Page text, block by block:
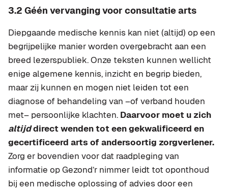
3.2 Géén vervanging voor consultatie arts
Diepgaande medische kennis kan niet (altijd) op een
begrijpelijke manier worden overgebracht aan een
breed lezerspubliek. Onze teksten kunnen wellicht
enige algemene kennis, inzicht en begrip bieden,
maar zij kunnen en mogen niet leiden tot een
diagnose of behandeling van –of verband houden
met– persoonlijke klachten. Daarvoor moet u zich
altijddirect wenden tot een gekwalificeerd en
gecertificeerd arts of andersoortig zorgverlener.
Zorg er bovendien voor dat raadpleging van
informatie op Gezond’r nimmer leidt tot oponthoud
bij een medische oplossing of advies door een